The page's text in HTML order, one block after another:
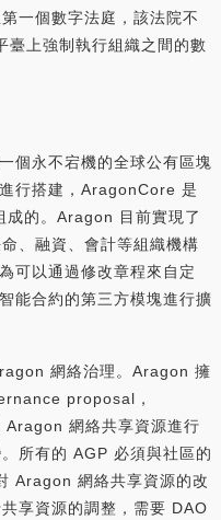
一個數字法庭，該法院不
臺上強制執行組織之間的數
個永不宕機的全球公有區塊
行搭建，AragonCore 是
的。Aragon 目前實現了
、融資、會計等組織機構
可以通過修改章程來自定
能合約的第三方模塊進行擴
網絡治理。Aragon 擁
proposal，
Aragon 網絡共享資源進行
所有的 AGP 必須與社區的
Aragon 網絡共享資源的改
享資源的調整，需要 DAO